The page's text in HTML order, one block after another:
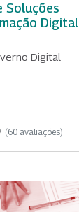
Soluções
Digital
Digital
(60 avaliações)